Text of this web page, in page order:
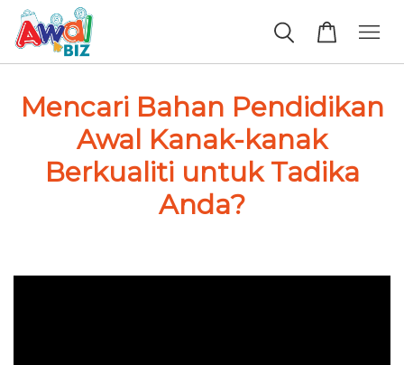
Mencari Bahan Pendidikan
Awal Kanak-kanak
Berkualiti untuk Tadika
Anda?